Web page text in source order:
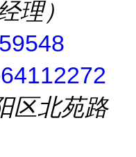
理）
区北苑路